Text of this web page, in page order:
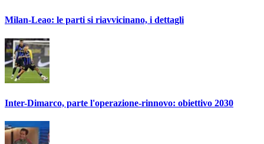
Milan-Leao: le parti si riavvicinano, i dettagli
Inter-Dimarco, parte l'operazione-rinnovo: obiettivo 2030